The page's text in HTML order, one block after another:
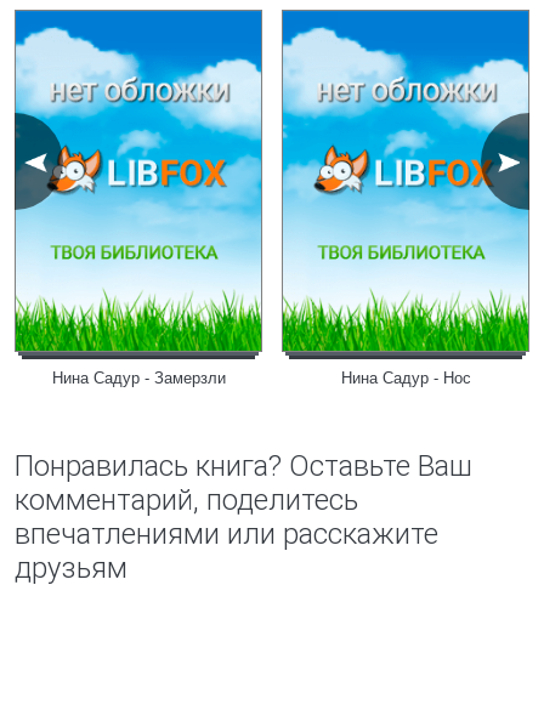
Нина Садур - Замерзли Нина Садур - Нос
Понравилась книга? Оставьте Ваш
комментарий, поделитесь
впечатлениями или расскажите
друзьям